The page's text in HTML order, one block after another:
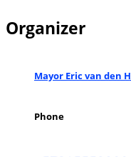
Organizer
Mayor Eric van den
Phone